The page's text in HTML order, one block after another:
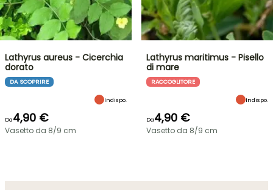
Lathyrus aureus - Cicerchia
dorato
DA SCOPRIRE
Indispo.
Da4,90 €
Vasetto da 8/9 cm
Lathyrus maritimus - Pisello
di mare
RACCOGLITORE
Indispo.
Da4,90 €
Vasetto da 8/9 cm